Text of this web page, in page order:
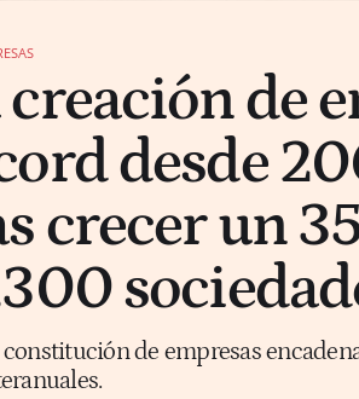
creación de
desde
crecer un
de empresas